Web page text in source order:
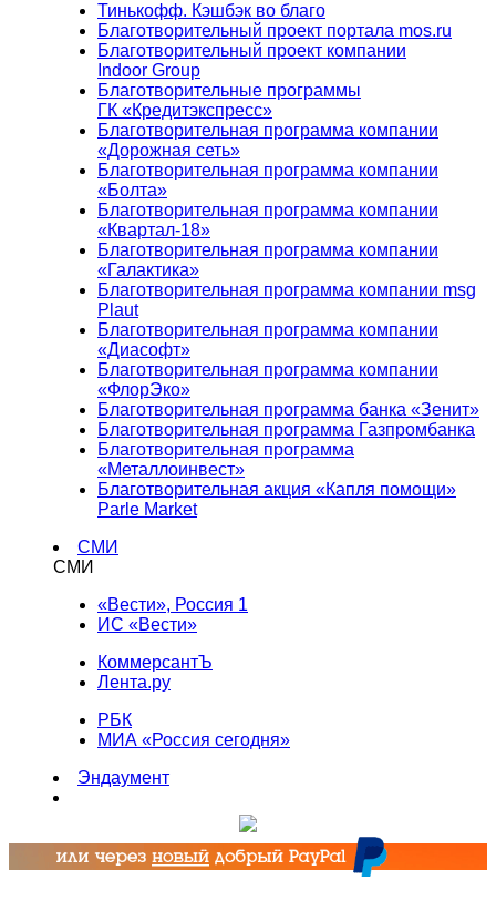
Тинькофф. Кэшбэк во благо
Благотворительный проект портала mos.ru
Благотворительный проект компании
Indoor Group
Благотворительные программы
ГК «Кредитэкспресс»
Благотворительная программа компании
«Дорожная сеть»
Благотворительная программа компании
«Болта»
Благотворительная программа компании
«Квартал-18»
Благотворительная программа компании
«Галактика»
Благотворительная программа компании msg
Plaut
Благотворительная программа компании
«Диасофт»
Благотворительная программа компании
«ФлорЭко»
Благотворительная программа банка «Зенит»
Благотворительная программа Газпромбанка
Благотворительная программа
«Металлоинвест»
Благотворительная акция «Капля помощи»
Parle Market
СМИ
СМИ
«Вести», Россия 1
ИС «Вести»
КоммерсантЪ
Лента.ру
РБК
МИА «Россия сегодня»
Эндаумент